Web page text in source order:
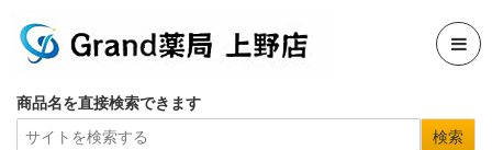
商品名を直接検索できます